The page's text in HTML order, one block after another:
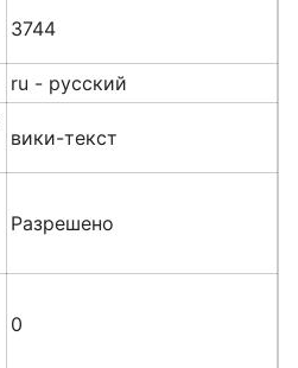
3744
ru - русский
вики-текст
Разрешено
0